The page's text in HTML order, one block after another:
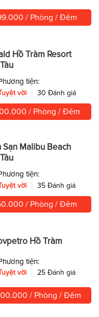
/ Phòng / Đêm
Hồ Tràm Resort
tiện:
vời 30 Đánh giá
/ Phòng / Đêm
Sạn Malibu Beach
tiện:
vời 35 Đánh giá
/ Phòng / Đêm
Hồ Tràm
tiện:
vời 25 Đánh giá
/ Phòng / Đêm